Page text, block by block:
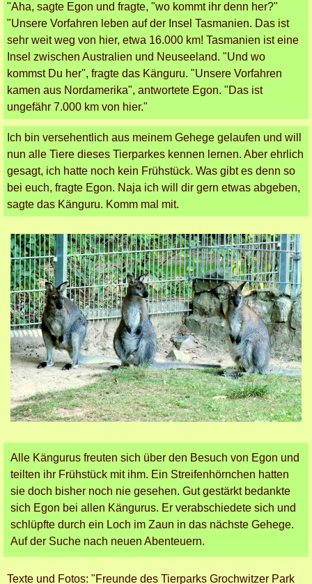
"Aha, sagte Egon und fragte, "wo kommt ihr denn her?"
"Unsere Vorfahren leben auf der Insel Tasmanien. Das ist
sehr weit weg von hier, etwa 16.000 km! Tasmanien ist eine
Insel zwischen Australien und Neuseeland. "Und wo
kommst Du her", fragte das Känguru. "Unsere Vorfahren
kamen aus Nordamerika", antwortete Egon. "Das ist
ungefähr 7.000 km von hier."
Ich bin versehentlich aus meinem Gehege gelaufen und will
nun alle Tiere dieses Tierparkes kennen lernen. Aber ehrlich
gesagt, ich hatte noch kein Frühstück. Was gibt es denn so
bei euch, fragte Egon. Naja ich will dir gern etwas abgeben,
sagte das Känguru. Komm mal mit.
Alle Kängurus freuten sich über den Besuch von Egon und
teilten ihr Frühstück mit ihm. Ein Streifenhörnchen hatten
sie doch bisher noch nie gesehen. Gut gestärkt bedankte
sich Egon bei allen Kängurus. Er verabschiedete sich und
schlüpfte durch ein Loch im Zaun in das nächste Gehege.
Auf der Suche nach neuen Abenteuern.
Texte und Fotos: "Freunde des Tierparks Grochwitzer Park